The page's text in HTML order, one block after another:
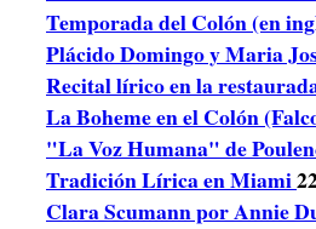
Temporada del Colón (en
Plácido Domingo y Maria
Recital lírico en la
La Boheme en el Colón
"La Voz Humana" de
Tradición Lírica en Miami
Clara Scumann por Annie